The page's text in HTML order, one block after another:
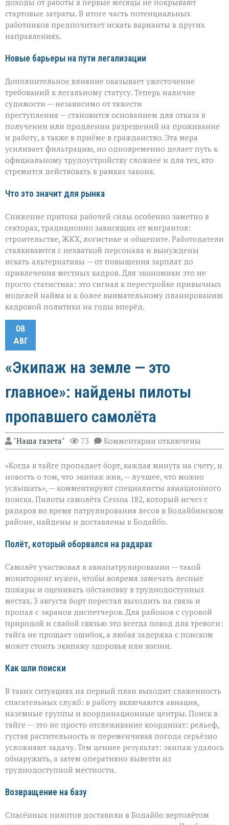
доходы от работы в первые месяцы не покрывают
стартовые затраты. В итоге часть потенциальных
работников предпочитает искать варианты в других
направлениях.
Новые барьеры на пути легализации
Дополнительное влияние оказывает ужесточение
требований к легальному статусу. Теперь наличие
судимости — независимо от тяжести
преступления — становится основанием для отказа в
получении или продлении разрешений на проживание
и работу, а также в приёме в гражданство. Эта мера
усиливает фильтрацию, но одновременно делает путь к
официальному трудоустройству сложнее и для тех, кто
стремится действовать в рамках закона.
Что это значит для рынка
Снижение притока рабочей силы особенно заметно в
секторах, традиционно зависящих от мигрантов:
строительстве, ЖКХ, логистике и общепите. Работодатели
сталкиваются с нехваткой персонала и вынуждены
искать альтернативы — от повышения зарплат до
привлечения местных кадров. Для экономики это не
просто статистика: это сигнал к перестройке привычных
моделей найма и к более внимательному планированию
кадровой политики на годы вперёд.
08
АВГ
«Экипаж на земле — это
главное»: найдены пилоты
пропавшего самолёта
"Наша газета" 73 Комментарии к
записи
на
земле — это
главное»:
найдены
пилоты
пропавшего
самолёта
отключены
«Когда в тайге пропадает борт, каждая минута на счету, и
новость о том, что экипаж жив, — лучшее, что можно
услышать», — комментируют специалисты авиационного
поиска. Пилоты самолёта Cessna 182, который исчез с
радаров во время патрулирования лесов в Бодайбинском
районе, найдены и доставлены в Бодайбо.
Полёт, который оборвался на радарах
Самолёт участвовал в авиапатрулировании — такой
мониторинг нужен, чтобы вовремя замечать лесные
пожары и оценивать обстановку в труднодоступных
местах. 3 августа борт перестал выходить на связь и
пропал с экранов диспетчеров. Для районов с суровой
природой и слабой связью это всегда повод для тревоги:
тайга не прощает ошибок, а любая задержка с поиском
может стоить экипажу здоровья или жизни.
Как шли поиски
В таких ситуациях на первый план выходит слаженность
спасательных служб: в работу включаются авиация,
наземные группы и координационные центры. Поиск в
тайге — это не просто отслеживание координат: рельеф,
густая растительность и переменчивая погода серьёзно
усложняют задачу. Тем ценнее результат: экипаж удалось
обнаружить, а затем оперативно вывезти из
труднодоступной местности.
Возвращение на базу
Спасённых пилотов доставили в Бодайбо вертолётом